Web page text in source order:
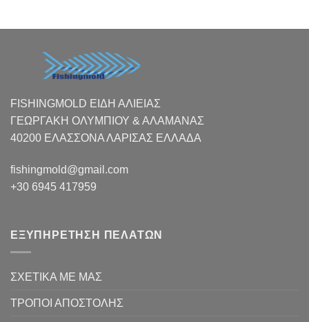
FISHINGMOLD ΕΙΔΗ ΑΛΙΕΙΑΣ
ΓΕΩΡΓΑΚΗ ΟΛΥΜΠΙΟΥ & ΑΛΑΜΑΝΑΣ
40200 ΕΛΑΣΣΟΝΑ ΛΑΡΙΣΑΣ EΛΛΑΔΑ
fishingmold@gmail.com
+30 6945 417959
ΕΞΥΠΗΡΕΤΗΣΗ ΠΕΛΑΤΩΝ
ΣΧΕΤΙΚΑ ΜΕ ΜΑΣ
ΤΡΟΠΟΙ ΑΠΟΣΤΟΛΗΣ